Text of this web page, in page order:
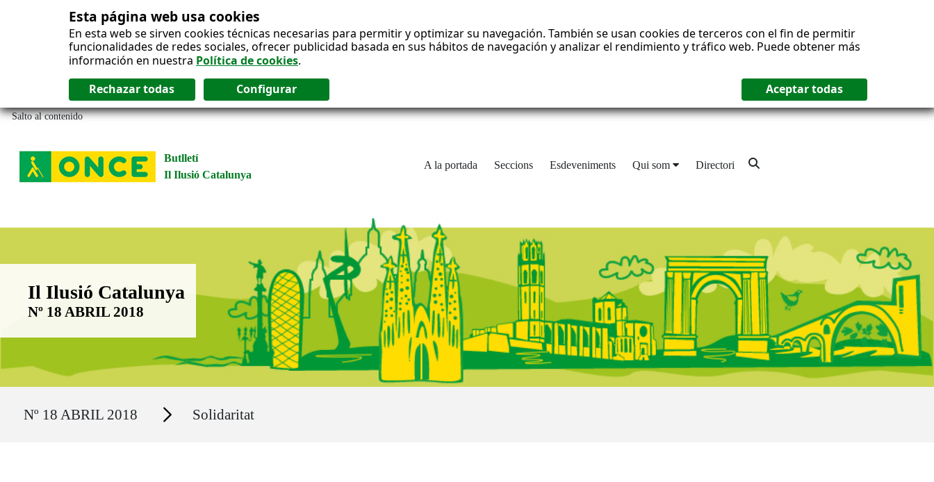
Esta página web usa cookies
En esta web se sirven cookies técnicas necesarias para permitir y optimizar su navegación. También se usan cookies de terceros con el fin de permitir
funcionalidades de redes sociales, ofrecer publicidad basada en sus hábitos de navegación y analizar el rendimiento y tráfico web. Puede obtener más
información en nuestra Política de cookies.
Salto al contenido
Butlletí
Il Ilusió Catalunya
A la portada Seccions Esdeveniments Qui som Directori
Boletín Il·lusió Catalunya
Il Ilusió Catalunya
Nº 18 ABRIL 2018
Nº 18 ABRIL 2018 Secciones Solidaritat